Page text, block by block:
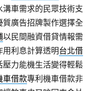
車需求的民眾技術支
廣告招牌製作選擇全
以民間融資借貸情報需
利息計算透明台北借
力能機生活變得輕鬆
車借款專利機車借款非